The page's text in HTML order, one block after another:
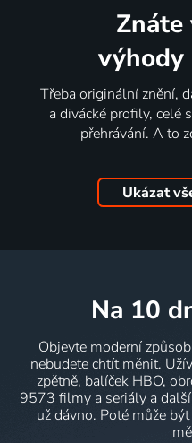
Znáte
výhody
Třeba originální znění,
a divácké profily, celé
přehrávání. A to
Ukázat
na 10
Objevte moderní
nebudete chtít měnit.
zpětně, balíček HBO,
9573 filmy a seriály a
už dávno. Poté může